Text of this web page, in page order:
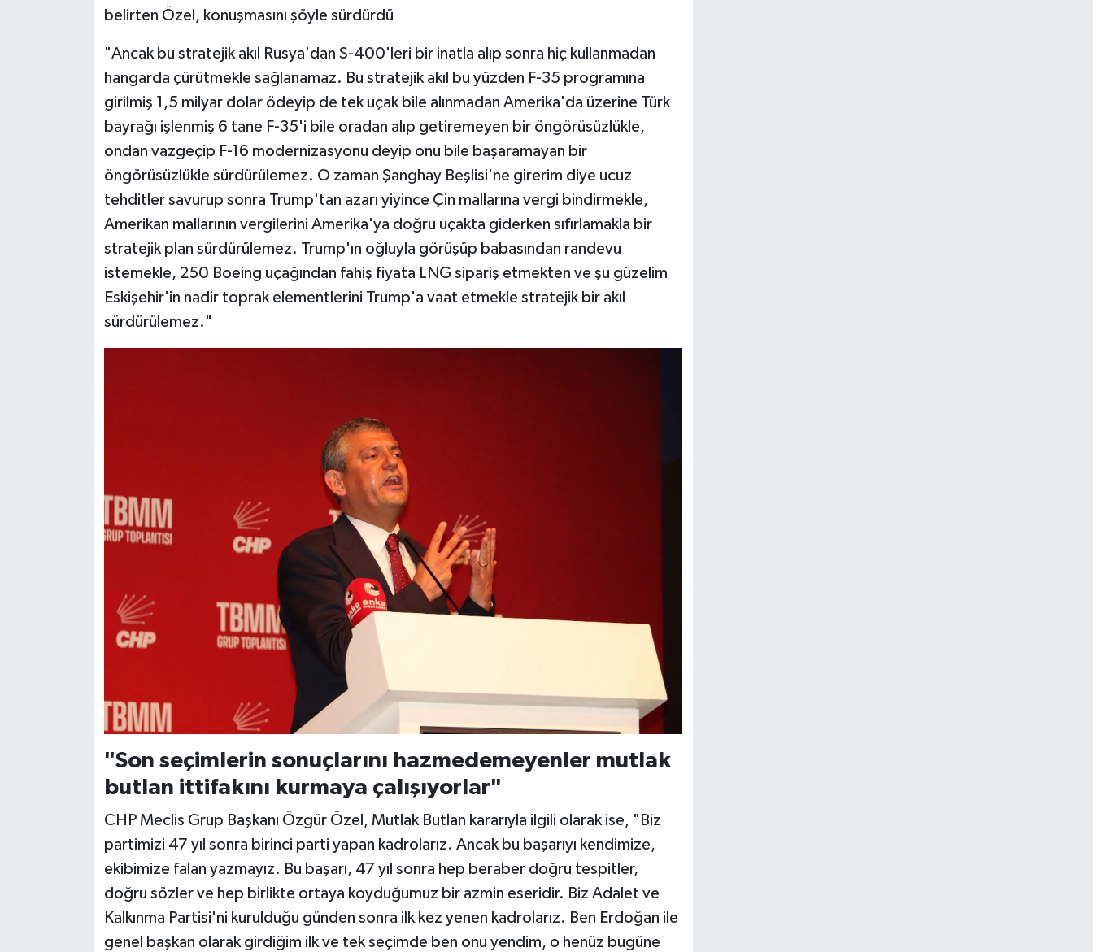
belirten Özel, konuşmasını şöyle sürdürdü
"Ancak bu stratejik akıl Rusya'dan S-400'leri bir inatla alıp sonra hiç kullanmadan
hangarda çürütmekle sağlanamaz. Bu stratejik akıl bu yüzden F-35 programına
girilmiş 1,5 milyar dolar ödeyip de tek uçak bile alınmadan Amerika'da üzerine Türk
bayrağı işlenmiş 6 tane F-35'i bile oradan alıp getiremeyen bir öngörüsüzlükle,
ondan vazgeçip F-16 modernizasyonu deyip onu bile başaramayan bir
öngörüsüzlükle sürdürülemez. O zaman Şanghay Beşlisi'ne girerim diye ucuz
tehditler savurup sonra Trump'tan azarı yiyince Çin mallarına vergi bindirmekle,
Amerikan mallarının vergilerini Amerika'ya doğru uçakta giderken sıfırlamakla bir
stratejik plan sürdürülemez. Trump'ın oğluyla görüşüp babasından randevu
istemekle, 250 Boeing uçağından fahiş fiyata LNG sipariş etmekten ve şu güzelim
Eskişehir'in nadir toprak elementlerini Trump'a vaat etmekle stratejik bir akıl
sürdürülemez."
"Son seçimlerin sonuçlarını hazmedemeyenler mutlak
butlan ittifakını kurmaya çalışıyorlar"
CHP Meclis Grup Başkanı Özgür Özel, Mutlak Butlan kararıyla ilgili olarak ise, "Biz
partimizi 47 yıl sonra birinci parti yapan kadrolarız. Ancak bu başarıyı kendimize,
ekibimize falan yazmayız. Bu başarı, 47 yıl sonra hep beraber doğru tespitler,
doğru sözler ve hep birlikte ortaya koyduğumuz bir azmin eseridir. Biz Adalet ve
Kalkınma Partisi'ni kurulduğu günden sonra ilk kez yenen kadrolarız. Ben Erdoğan ile
genel başkan olarak girdiğim ilk ve tek seçimde ben onu yendim, o henüz bugüne